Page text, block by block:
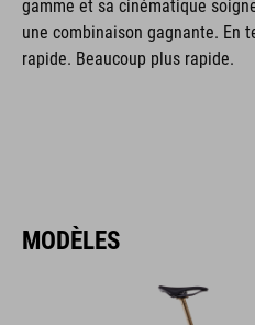
gamme et sa cinématique
une combinaison gagnante. En
rapide. Beaucoup plus rapide.
MODÈLES